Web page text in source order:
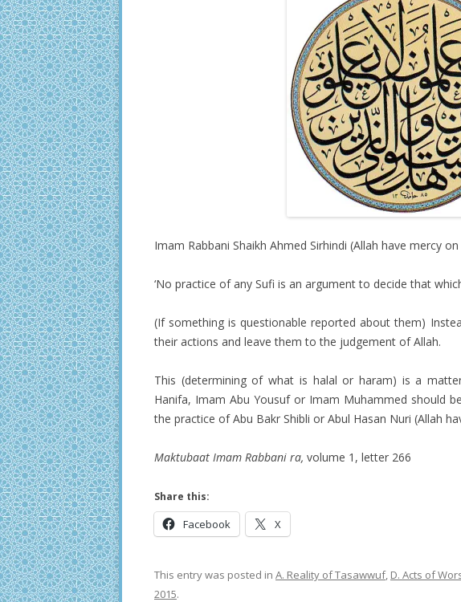
Imam Rabbani Shaikh Ahmed Sirhindi (Allah have mercy
‘No practice of any Sufi is an argument to decide that
(If something is questionable reported about them)
their actions and leave them to the judgement of Allah.
This (determining of what is halal or haram) is a
Hanifa, Imam Abu Yousuf or Imam Muhammed should
the practice of Abu Bakr Shibli or Abul Hasan Nuri (Allah
Maktubaat Imam Rabbani ra, volume 1, letter 266
Share this:
Facebook X
This entry was posted in A. Reality of Tasawwuf, D. Acts of
2015.